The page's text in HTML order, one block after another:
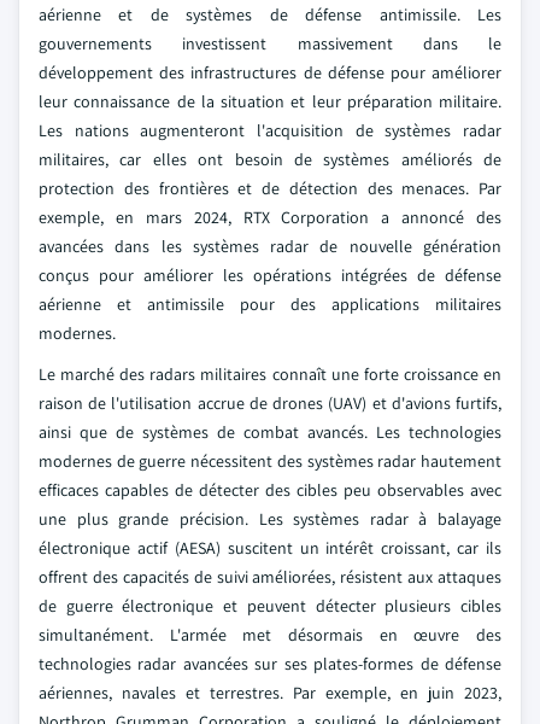
aérienne et de systèmes de défense antimissile. Les
gouvernements investissent massivement dans le
développement des infrastructures de défense pour améliorer
leur connaissance de la situation et leur préparation militaire.
Les nations augmenteront l'acquisition de systèmes radar
militaires, car elles ont besoin de systèmes améliorés de
protection des frontières et de détection des menaces. Par
exemple, en mars 2024, RTX Corporation a annoncé des
avancées dans les systèmes radar de nouvelle génération
conçus pour améliorer les opérations intégrées de défense
aérienne et antimissile pour des applications militaires
modernes.
Le marché des radars militaires connaît une forte croissance en
raison de l'utilisation accrue de drones (UAV) et d'avions furtifs,
ainsi que de systèmes de combat avancés. Les technologies
modernes de guerre nécessitent des systèmes radar hautement
efficaces capables de détecter des cibles peu observables avec
une plus grande précision. Les systèmes radar à balayage
électronique actif (AESA) suscitent un intérêt croissant, car ils
offrent des capacités de suivi améliorées, résistent aux attaques
de guerre électronique et peuvent détecter plusieurs cibles
simultanément. L'armée met désormais en œuvre des
technologies radar avancées sur ses plates-formes de défense
aériennes, navales et terrestres. Par exemple, en juin 2023,